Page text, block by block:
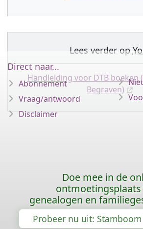
Lees verder op
Handleiding voor DTB boeken
Begraven)
Direct naar...
Abonnement
Vraag/antwoord
Disclaimer
Doe mee in de
genealogen en
Probeer nu uit: